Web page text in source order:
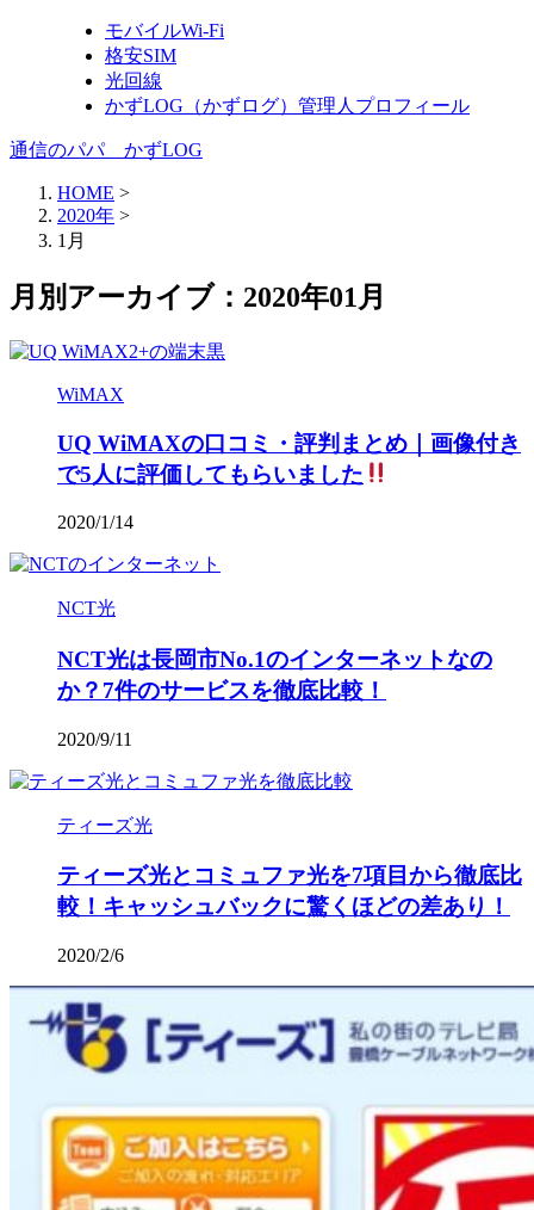
モバイルWi-Fi
格安SIM
光回線
かずLOG（かずログ）管理人プロフィール
通信のパパ かずLOG
HOME >
2020年 >
1月
月別アーカイブ：2020年01月
WiMAX
UQ WiMAXの口コミ・評判まとめ｜画像付き
で5人に評価してもらいました
2020/1/14
NCT光
NCT光は長岡市No.1のインターネットなの
か？7件のサービスを徹底比較！
2020/9/11
ティーズ光
ティーズ光とコミュファ光を7項目から徹底比
較！キャッシュバックに驚くほどの差あり！
2020/2/6